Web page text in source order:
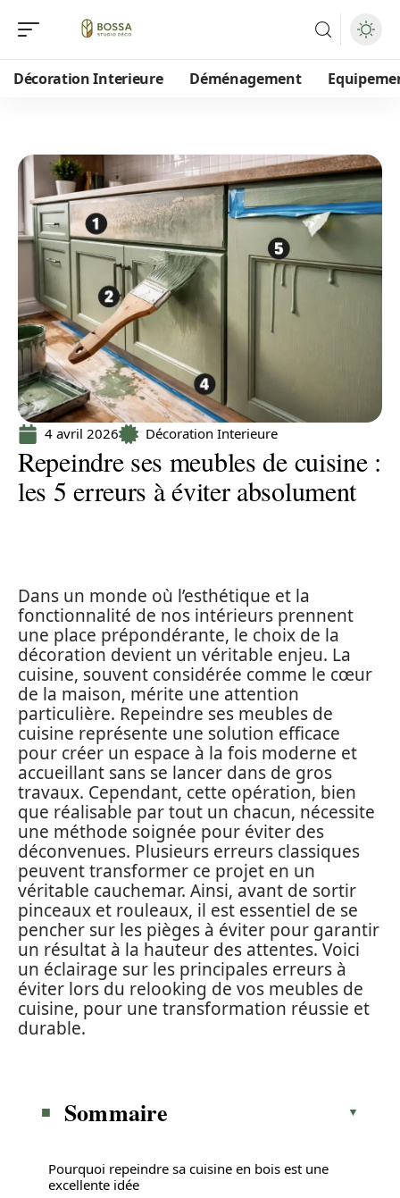
Décoration Interieure Déménagement
4 avril 2026 Décoration Interieure
Repeindre ses meubles de cuisine :
les 5 erreurs à éviter absolument
Dans un monde où l’esthétique et la
fonctionnalité de nos intérieurs prennent
une place prépondérante, le choix de la
décoration devient un véritable enjeu. La
cuisine, souvent considérée comme le cœur
de la maison, mérite une attention
particulière. Repeindre ses meubles de
cuisine représente une solution efficace
pour créer un espace à la fois moderne et
accueillant sans se lancer dans de gros
travaux. Cependant, cette opération, bien
que réalisable par tout un chacun, nécessite
une méthode soignée pour éviter des
déconvenues. Plusieurs erreurs classiques
peuvent transformer ce projet en un
véritable cauchemar. Ainsi, avant de sortir
pinceaux et rouleaux, il est essentiel de se
pencher sur les pièges à éviter pour garantir
un résultat à la hauteur des attentes. Voici
un éclairage sur les principales erreurs à
éviter lors du relooking de vos meubles de
cuisine, pour une transformation réussie et
durable.
Sommaire
Pourquoi repeindre sa cuisine en bois est une
excellente idée